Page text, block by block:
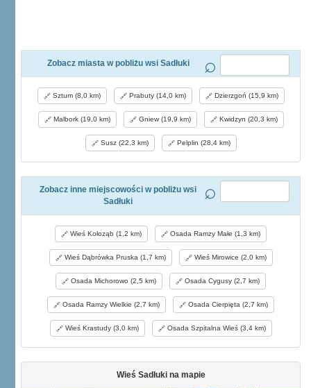
Zobacz miasta w pobliżu wsi Sadłuki
Sztum (8,0 km) Prabuty (14,0 km) Dzierzgoń (15,9 km)
Malbork (19,0 km) Gniew (19,9 km) Kwidzyn (20,3 km)
Susz (22,3 km) Pelplin (28,4 km)
Zobacz inne miejscowości w pobliżu wsi
Sadłuki
Wieś Kołoząb (1,2 km) Osada Ramzy Małe (1,3 km)
Wieś Dąbrówka Pruska (1,7 km) Wieś Mirowice (2,0 km)
Osada Michorowo (2,5 km) Osada Cygusy (2,7 km)
Osada Ramzy Wielkie (2,7 km) Osada Cierpięta (2,7 km)
Wieś Krastudy (3,0 km) Osada Szpitalna Wieś (3,4 km)
Wieś Sadłuki na mapie